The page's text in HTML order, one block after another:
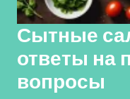
Сытные
ответы на
вопросы